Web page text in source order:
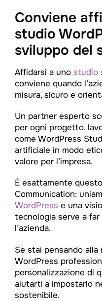
Conviene
studio
sviluppo del
Affidarsi a uno studio
conviene quando
misura, sicuro e
Un partner esperto
per ogni progetto,
come WordPress
artificiale in modo
valore per l’impresa.
È esattamente
Communication:
WordPress e una
tecnologia serve a
l’azienda.
Se stai pensando
WordPress
personalizzazione di
aiutarti a impostarlo
sostenibile.